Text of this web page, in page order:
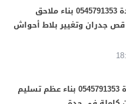
مقاول ملاحق جدة 0545791353 بناء ملاحق
جدران وتغيير بلاط أحواش
مقاول ترميم جدة 0545791353 بناء عظم تسليم